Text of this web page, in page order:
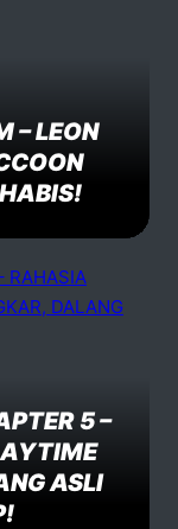
– LEON
5 –
ASLI